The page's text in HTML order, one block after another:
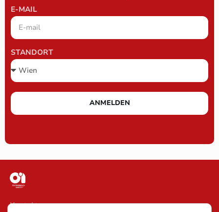
E-MAIL
STANDORT
ANMELDEN
Kontakt